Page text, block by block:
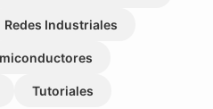
Redes Industriales
Tutoriales